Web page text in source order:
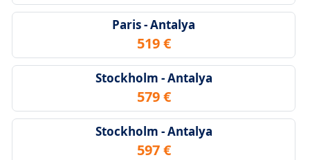
Paris - Antalya
519 €
Stockholm - Antalya
579 €
Stockholm - Antalya
597 €